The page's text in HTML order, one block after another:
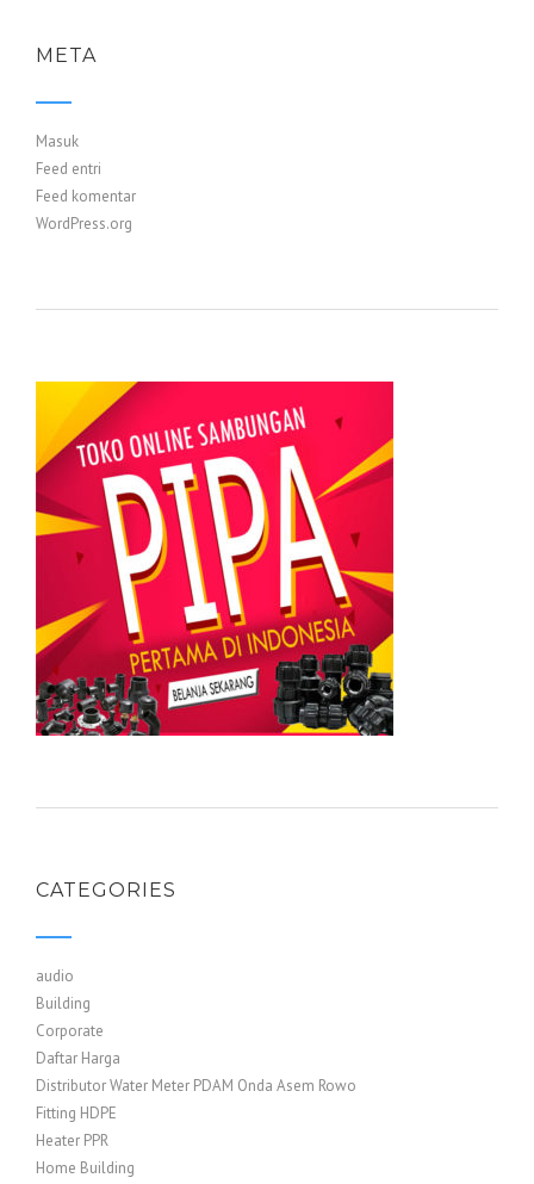
META
Masuk
Feed entri
Feed komentar
WordPress.org
CATEGORIES
audio
Building
Corporate
Daftar Harga
Distributor Water Meter PDAM Onda Asem Rowo
Fitting HDPE
Heater PPR
Home Building